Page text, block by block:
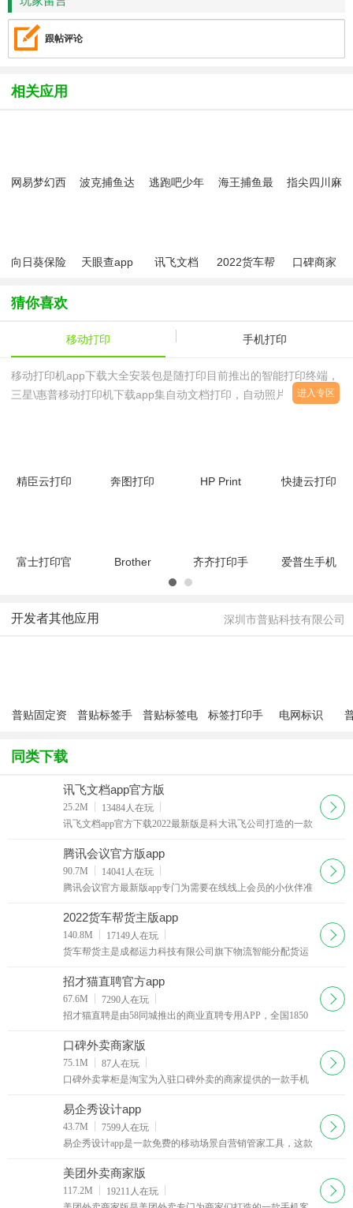
跟帖评论
相关应用
网易梦幻西
波克捕鱼达
逃跑吧少年
海王捕鱼最
指尖四川麻
向日葵保险
本
天眼查app
讯飞文档
2022货车帮
口碑商家
猜你喜欢
移动打印 手机打印
移动打印机app下载大全安装包是随打印目前推出的智能打印终端，
三星\惠普移动打印机下载app集自动文档打印，自动照片打印于一
进入专区
精臣云打印
奔图打印
HP Print
快捷云打印
富士打印官
cn
Brother
齐齐打印手
爱普生手机
官
开发者其他应用 深圳市普贴科技有限公司
普贴固定资
普贴标签手
普贴标签电
标签打印手
电网标识
同类下载
讯飞文档app官方版
25.2M 13484人在玩
讯飞文档app官方下载2022最新版是科大讯飞公司打造的一款
类似，都可以让团队在线上进行协作。
下载
腾讯会议官方版app
90.7M 14041 人在玩
腾讯会议官方最新版app专门为需要在线线上会员的小伙伴准
你带来最棒的办公体验，相信不少的小伙伴都会需要
下载
2022货车帮货主版app
140.8M 17149人在玩
货车帮货主是成都运力科技有限公司旗下物流智能分配货运
各地货主提供经验丰富、安全可靠的货车司机的找车发货软
下载
招才猫直聘官方app
67.6M 7290人在玩
招才猫直聘是由58同城推出的商业直聘专用APP，全国1850
现、挖掘，你可以在58招财猫官网上看到人家的详细资料。
下载
口碑外卖商家版
75.1M 87人在玩
口碑外卖掌柜是淘宝为入驻口碑外卖的商家提供的一款手机
单并对自己的店铺进行管理，有新的订单软件会以语音的形
式提醒你接单
下载
易企秀设计app
43.7M 7599人在玩
易企秀设计app是一款免费的移动场景自营销管家工具，这款
外这款易企秀设计app还可以帮你查看手机网页的访问量。
下载
美团外卖商家版
117.2M 19211 人在玩
下载